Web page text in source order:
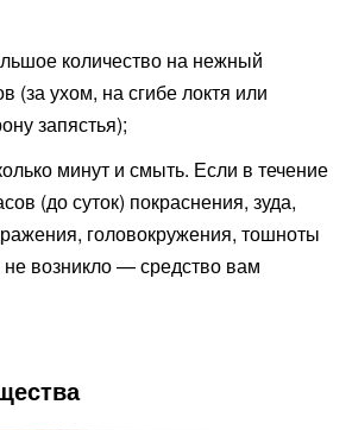
количество на нежный
(за ухом, на сгибе локтя или
запястья);
минут и смыть. Если в течение
(до суток) покраснения, зуда,
головокружения, тошноты
не возникло — средство вам